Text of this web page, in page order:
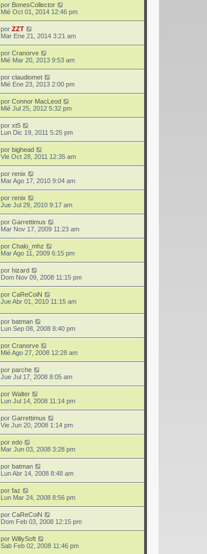
por BonesCollector
Mié Oct 01, 2014 12:46 pm
por ZZT
Mar Ene 21, 2014 3:21 am
por Cranorve
Mié Mar 20, 2013 9:53 am
por claudiomet
Mié Ene 23, 2013 2:00 pm
por Connor MacLeod
Mié Jul 25, 2012 5:32 pm
por xt5
Lun Dic 19, 2011 5:25 pm
por bighead
Vie Oct 28, 2011 12:35 am
por renix
Mar Ago 17, 2010 9:04 am
por renix
Jue Jul 29, 2010 9:17 am
por Garrettimus
Mar Nov 17, 2009 11:23 am
por Chalo_mhz
Mar Ago 11, 2009 6:15 pm
por hizard
Dom Nov 09, 2008 11:15 pm
por CaReCoiN
Jue Abr 01, 2010 11:15 am
por batman
Lun Sep 08, 2008 8:40 pm
por Cranorve
Mié Ago 27, 2008 12:28 am
por parche
Jue Jul 17, 2008 8:05 am
por Walter
Lun Jul 14, 2008 11:14 pm
por Garrettimus
Vie Jun 20, 2008 1:14 pm
por edo
Mar Jun 03, 2008 3:28 pm
por batman
Lun Abr 14, 2008 8:48 am
por faz
Lun Mar 24, 2008 8:56 pm
por CaReCoiN
Dom Feb 03, 2008 12:15 pm
por WillySoft
Sab Feb 02, 2008 11:46 pm